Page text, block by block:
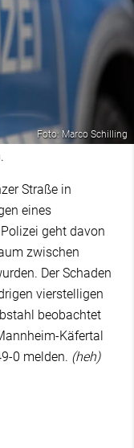
Foto: Marco Schilling
Straße in
eines
geht davon
zwischen
Der Schaden
vierstelligen
beobachtet
Käfertal
0 melden. (heh)